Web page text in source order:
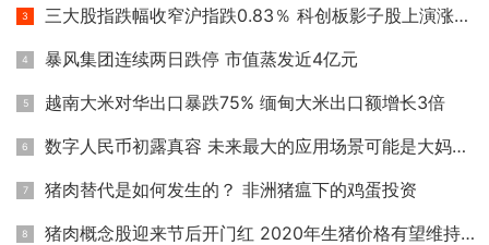
三大股指跌幅收窄沪指跌0.83％ 科创板影子股上演涨停潮
暴风集团连续两日跌停 市值蒸发近4亿元
越南大米对华出口暴跌75% 缅甸大米出口额增长3倍
数字人民币初露真容 未来最大的应用场景可能是大妈买菜
猪肉替代是如何发生的？ 非洲猪瘟下的鸡蛋投资
猪肉概念股迎来节后开门红 2020年生猪价格有望维持高位